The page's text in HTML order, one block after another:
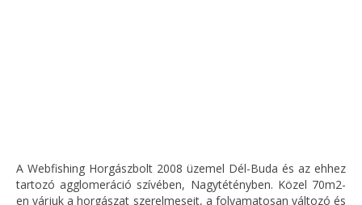
A Webfishing Horgászbolt 2008 üzemel Dél-Buda és az ehhez
tartozó agglomeráció szívében, Nagytétényben. Közel 70m2-
en várjuk a horgászat szerelmeseit, a folyamatosan változó és